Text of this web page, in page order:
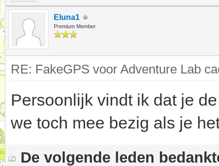
Eluna1
Premium Member
RE: FakeGPS voor Adventure Lab
Persoonlijk vindt ik dat je
we toch mee bezig als je
De volgende leden